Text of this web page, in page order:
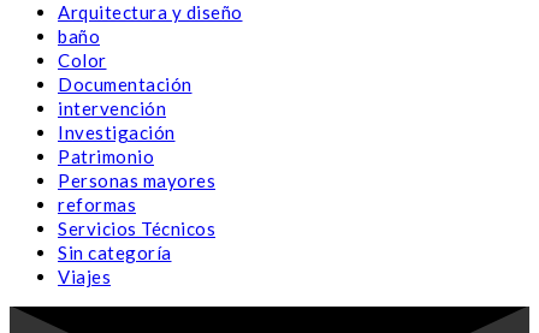
Arquitectura y diseño
baño
Color
Documentación
intervención
Investigación
Patrimonio
Personas mayores
reformas
Servicios Técnicos
Sin categoría
Viajes